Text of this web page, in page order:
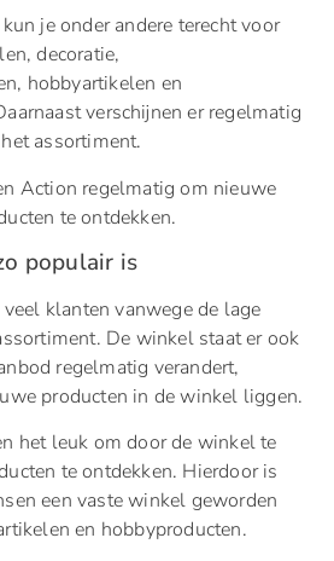
je onder andere terecht voor
decoratie,
hobbyartikelen en
verschijnen er regelmatig
assortiment.
Action regelmatig om nieuwe
te ontdekken.
populair is
klanten vanwege de lage
De winkel staat er ook
regelmatig verandert,
producten in de winkel liggen.
het leuk om door de winkel te
te ontdekken. Hierdoor is
een vaste winkel geworden
en hobbyproducten.